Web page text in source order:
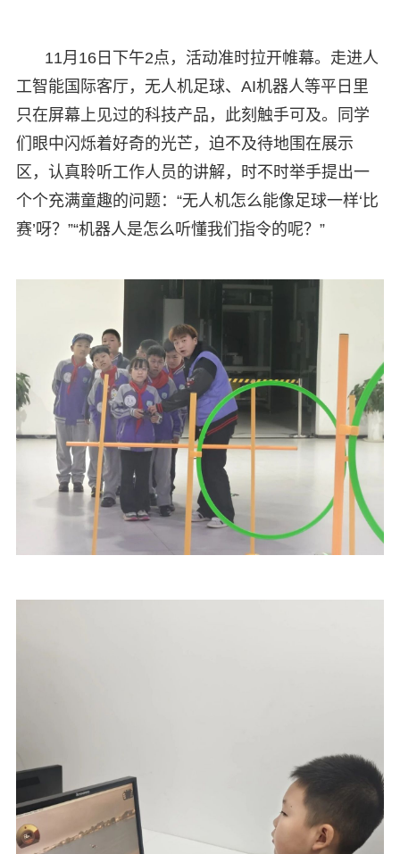
11月16日下午2点，活动准时拉开帷幕。走进人
工智能国际客厅，无人机足球、AI机器人等平日里
只在屏幕上见过的科技产品，此刻触手可及。同学
们眼中闪烁着好奇的光芒，迫不及待地围在展示
区，认真聆听工作人员的讲解，时不时举手提出一
个个充满童趣的问题：“无人机怎么能像足球一样‘比
赛’呀？”“机器人是怎么听懂我们指令的呢？”